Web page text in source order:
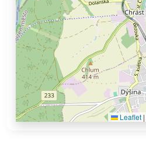
Leaflet |